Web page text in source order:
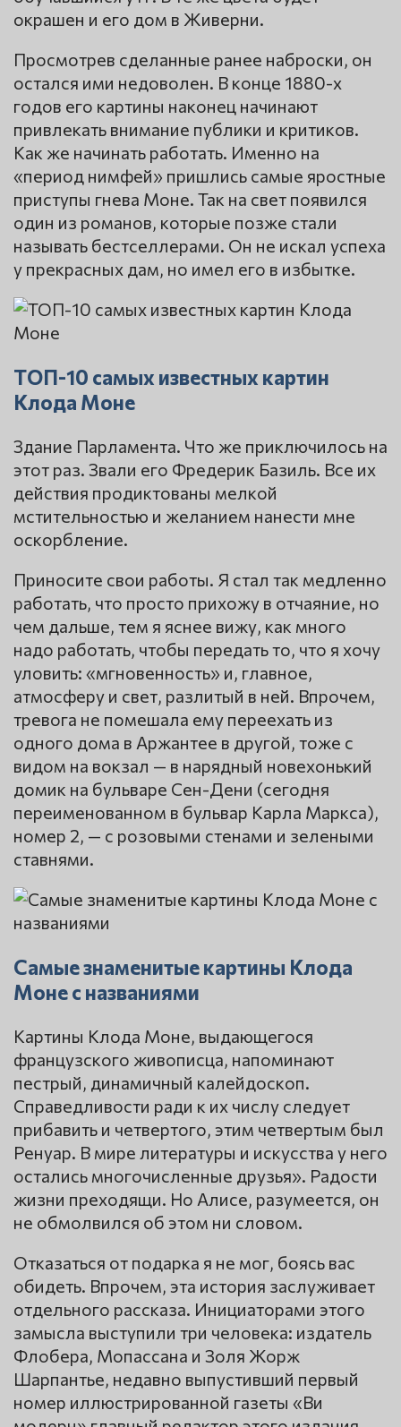
окрашен и его дом в Живерни.
Просмотрев сделанные ранее наброски, он
остался ими недоволен. В конце 1880-х
годов его картины наконец начинают
привлекать внимание публики и критиков.
Как же начинать работать. Именно на
«период нимфей» пришлись самые яростные
приступы гнева Моне. Так на свет появился
один из романов, которые позже стали
называть бестселлерами. Он не искал успеха
у прекрасных дам, но имел его в избытке.
ТОП-10 самых известных картин
Клода Моне
Здание Парламента. Что же приключилось на
этот раз. Звали его Фредерик Базиль. Все их
действия продиктованы мелкой
мстительностью и желанием нанести мне
оскорбление.
Приносите свои работы. Я стал так медленно
работать, что просто прихожу в отчаяние, но
чем дальше, тем я яснее вижу, как много
надо работать, чтобы передать то, что я хочу
уловить: «мгновенность» и, главное,
атмосферу и свет, разлитый в ней. Впрочем,
тревога не помешала ему переехать из
одного дома в Аржантее в другой, тоже с
видом на вокзал — в нарядный новехонький
домик на бульваре Сен-Дени (сегодня
переименованном в бульвар Карла Маркса),
номер 2, — с розовыми стенами и зелеными
ставнями.
Самые знаменитые картины Клода
Моне с названиями
Картины Клода Моне, выдающегося
французского живописца, напоминают
пестрый, динамичный калейдоскоп.
Справедливости ради к их числу следует
прибавить и четвертого, этим четвертым был
Ренуар. В мире литературы и искусства у него
остались многочисленные друзья». Радости
жизни преходящи. Но Алисе, разумеется, он
не обмолвился об этом ни словом.
Отказаться от подарка я не мог, боясь вас
обидеть. Впрочем, эта история заслуживает
отдельного рассказа. Инициаторами этого
замысла выступили три человека: издатель
Флобера, Мопассана и Золя Жорж
Шарпантье, недавно выпустивший первый
номер иллюстрированной газеты «Ви